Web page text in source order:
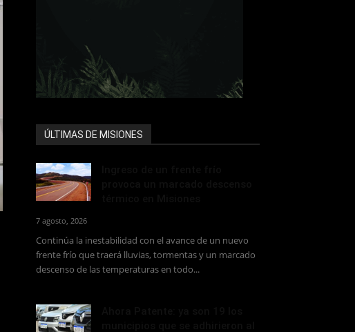
ÚLTIMAS DE MISIONES
7 agosto, 2026
Continúa la inestabilidad con el avance de un nuevo
frente frío que traerá lluvias, tormentas y un marcado
descenso de las temperaturas en todo...